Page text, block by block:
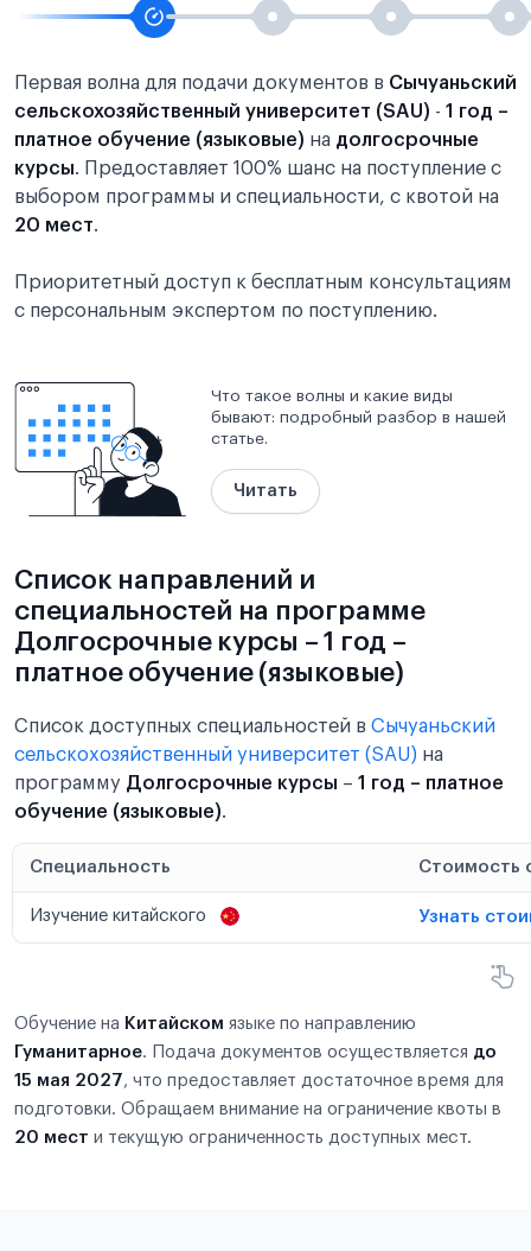
Первая волна для подачи документов в Сычуаньский
сельскохозяйственный университет (SAU) - 1 год –
платное обучение (языковые) на долгосрочные
курсы. Предоставляет 100% шанс на поступление с
выбором программы и специальности, с квотой на
20 мест.
Приоритетный доступ к бесплатным консультациям
с персональным экспертом по поступлению.
Что такое волны и какие виды
бывают: подробный разбор в нашей
статье.
Читать
Список направлений и
специальностей на программе
Долгосрочные курсы – 1 год –
платное обучение (языковые)
Список доступных специальностей в Сычуаньский
сельскохозяйственный университет (SAU) на
программу Долгосрочные курсы – 1 год – платное
обучение (языковые).
Специальность Стоимость
Изучение китайского Узнать
Обучение на Китайском языке по направлению
Гуманитарное. Подача документов осуществляется до
15 мая 2027, что предоставляет достаточное время для
подготовки. Обращаем внимание на ограничение квоты в
20 мест и текущую ограниченность доступных мест.